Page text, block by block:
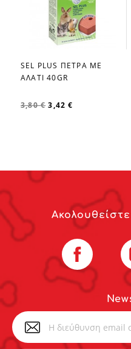
favorite_border
SEL PLUS ΠΕΤΡΑ ΜΕ
ΑΛΑΤΙ 40GR
3,80 € 3,42 €